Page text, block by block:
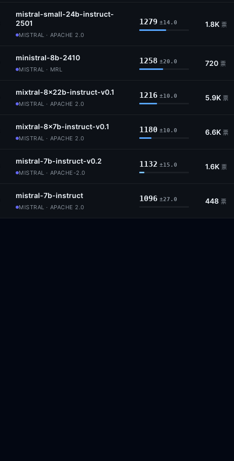
mistral-small-24b-instruct-
2501
MISTRAL · APACHE 2.0
1279 ±14.0 1.8K 票
ministral-8b-2410
MISTRAL · MRL
1258 ±20.0 720 票
mixtral-8x22b-instruct-v0.1
MISTRAL · APACHE 2.0
1216 ±10.0 5.9K 票
mixtral-8x7b-instruct-v0.1
MISTRAL · APACHE 2.0
1180 ±10.0 6.6K 票
mistral-7b-instruct-v0.2
MISTRAL · APACHE-2.0
1132 ±15.0 1.6K 票
mistral-7b-instruct
MISTRAL · APACHE 2.0
1096 ±27.0 448 票